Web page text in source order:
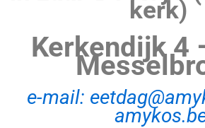
kerk)
Kerkendijk 4
e-mail: